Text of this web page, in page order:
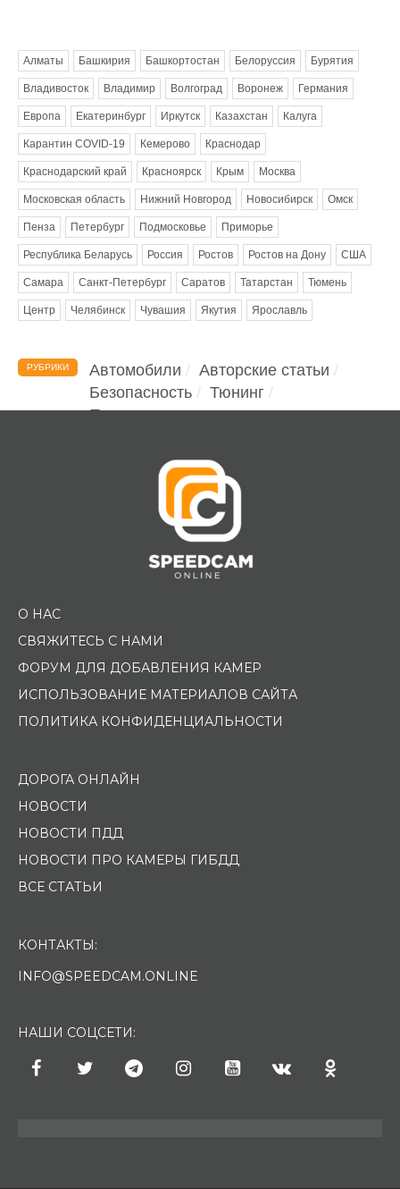
Алматы Башкирия Башкортостан Белоруссия Бурятия
Владивосток Владимир Волгоград Воронеж Германия
Европа Екатеринбург Иркутск Казахстан Калуга
Карантин COVID-19 Кемерово Краснодар
Краснодарский край Красноярск Крым Москва
Московская область Нижний Новгород Новосибирск Омск
Пенза Петербург Подмосковье Приморье
Республика Беларусь Россия Ростов Ростов на Дону США
Самара Санкт-Петербург Саратов Татарстан Тюмень
Центр Челябинск Чувашия Якутия Ярославль
РУБРИКИ Автомобили
Авторские статьи
Безопасность
Тюнинг
Помощь водителю
О НАС
СВЯЖИТЕСЬ С НАМИ
ФОРУМ ДЛЯ ДОБАВЛЕНИЯ КАМЕР
ИСПОЛЬЗОВАНИЕ МАТЕРИАЛОВ САЙТА
ПОЛИТИКА КОНФИДЕНЦИАЛЬНОСТИ
ДОРОГА ОНЛАЙН
НОВОСТИ
НОВОСТИ ПДД
НОВОСТИ ПРО КАМЕРЫ ГИБДД
ВСЕ СТАТЬИ
КОНТАКТЫ:
INFO@SPEEDCAM.ONLINE
НАШИ СОЦСЕТИ: